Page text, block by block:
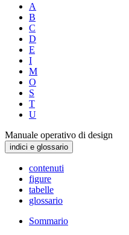
A
B
C
D
E
I
M
O
S
T
U
Manuale operativo di design
indici e glossario
contenuti
figure
tabelle
glossario
Sommario